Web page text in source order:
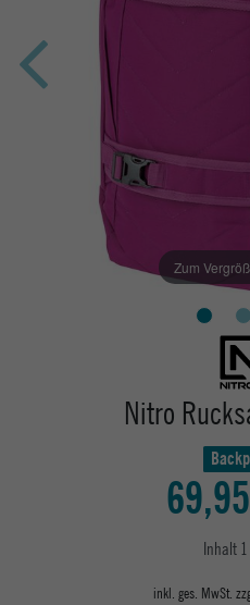
Zum
Nitro
Inhalt 1
inkl. ges. MwSt.